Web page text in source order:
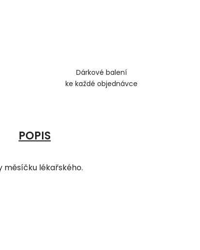
Dárkové balení
ke každé objednávce
POPIS
měsíčku lékařského.